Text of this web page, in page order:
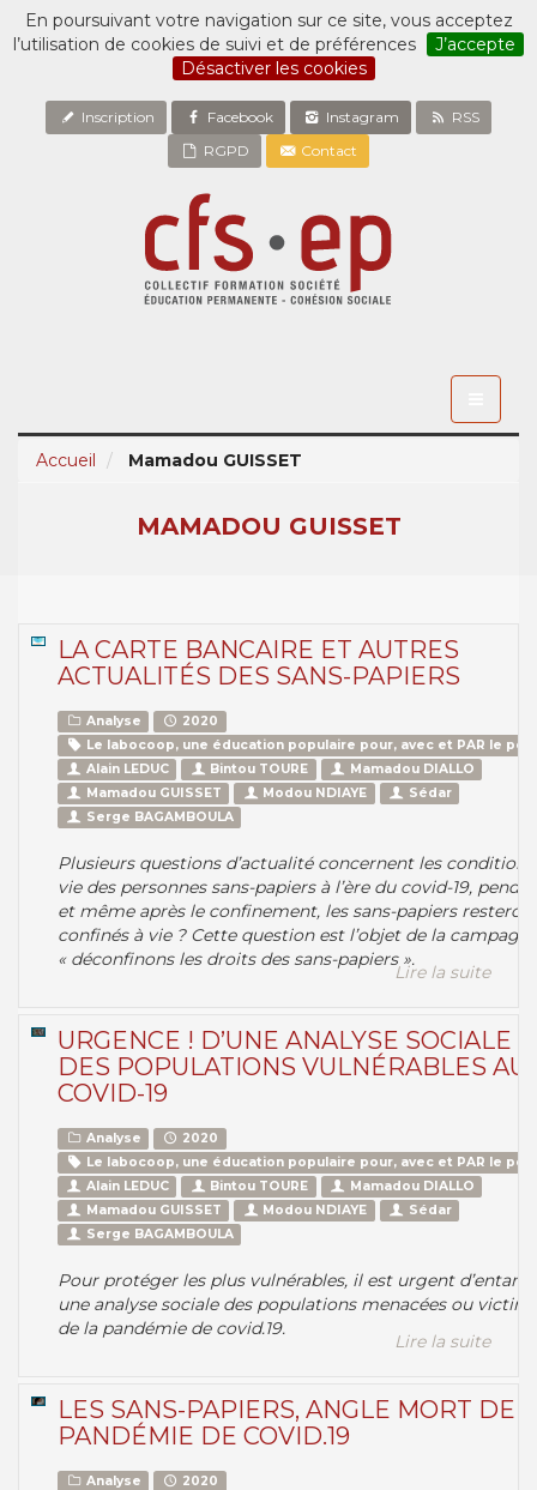
En poursuivant votre navigation sur ce site, vous acceptez
l’utilisation de cookies de suivi et de préférences
J’accepte
Désactiver les cookies
Inscription Facebook Instagram
RSS
RGPD
Contact
Accueil
Mamadou GUISSET
MAMADOU GUISSET
LA CARTE BANCAIRE ET AUTRES
ACTUALITÉS DES SANS-PAPIERS
Analyse
2020
Le labocoop, une éducation populaire pour, avec et PAR le
Alain LEDUC
Bintou TOURE
Mamadou DIALLO
Mamadou GUISSET
Modou NDIAYE
Sédar
Serge BAGAMBOULA
Plusieurs questions d’actualité concernent les
vie des personnes sans-papiers à l’ère du covid-19,
et même après le confinement, les sans-papiers
confinés à vie ? Cette question est l’objet de la
« déconfinons les droits des sans-papiers ».
Lire la suite
URGENCE ! D’UNE ANALYSE SOCIALE
DES POPULATIONS VULNÉRABLES AU
COVID-19
Analyse
2020
Le labocoop, une éducation populaire pour, avec et PAR le
Alain LEDUC
Bintou TOURE
Mamadou DIALLO
Mamadou GUISSET
Modou NDIAYE
Sédar
Serge BAGAMBOULA
Pour protéger les plus vulnérables, il est urgent
une analyse sociale des populations menacées ou
de la pandémie de covid.19.
Lire la suite
LES SANS-PAPIERS, ANGLE MORT DE
PANDÉMIE DE COVID.19
Analyse
2020